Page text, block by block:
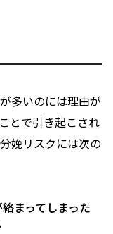
多いのには理由が
とで引き起こされ
娩リスクには次の
まってしまった